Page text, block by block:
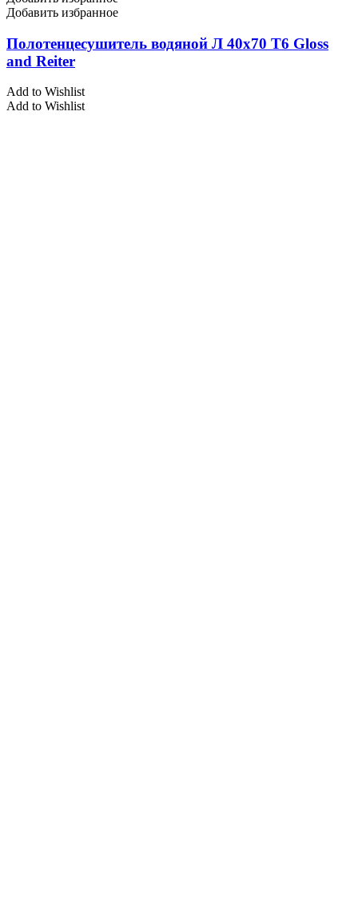
Добавить избранное
Полотенцесушитель водяной Л 40х70 Т6 Gloss
and Reiter
Add to Wishlist
Add to Wishlist